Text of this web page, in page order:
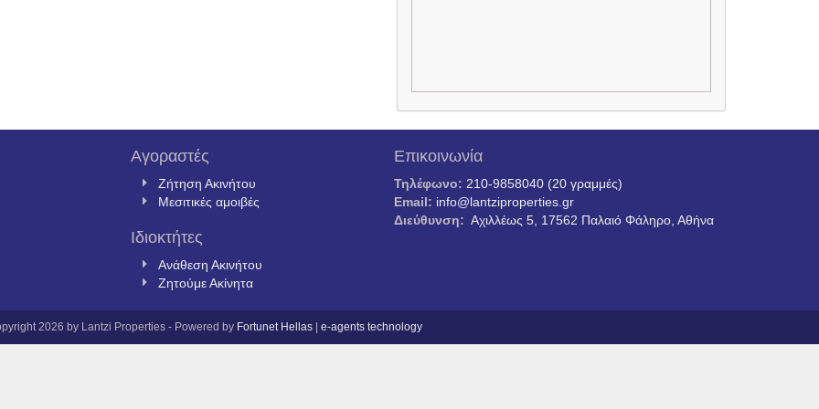
Αγοραστές
Ζήτηση Ακινήτου
Μεσιτικές αμοιβές
Ιδιοκτήτες
Ανάθεση Ακινήτου
Ζητούμε Ακίνητα
Επικοινωνία
Τηλέφωνο: 210-9858040 (20 γραμμές)
Email: info@lantziproperties.gr
Διεύθυνση: Αχιλλέως 5, 17562 Παλαιό Φάληρο, Αθήνα
2026 by Lantzi Properties - Powered by Fortunet Hellas e-agents technology